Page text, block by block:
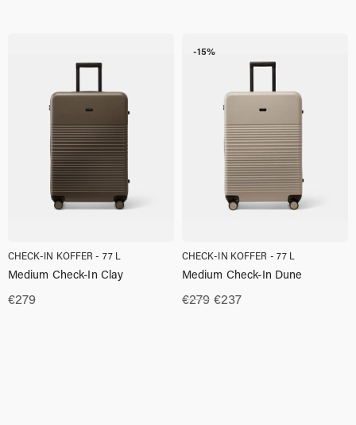
CHECK-IN KOFFER - 77 L
€279
Medium Check-In Clay
-15%
CHECK-IN KOFFER - 77 L
€279 Oorspronkelijke
€237Huidige
Medium Check-In Dune